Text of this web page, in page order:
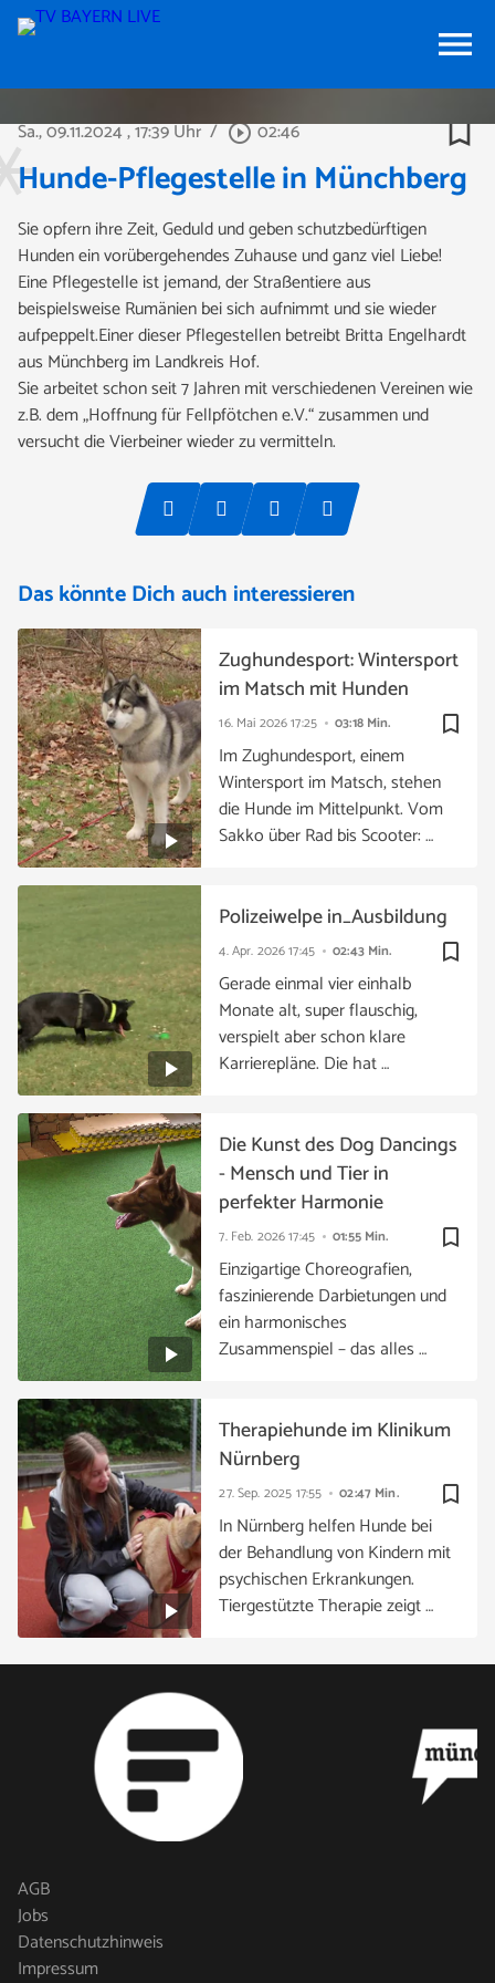
menu
Sa., 09.11.2024, 17:39 Uhr / play_circle_outline02:46 bookmark_border
Hunde-Pflegestelle in Münchberg
Sie opfern ihre Zeit, Geduld und geben schutzbedürftigen
Hunden ein vorübergehendes Zuhause und ganz viel Liebe!
Eine Pflegestelle ist jemand, der Straßentiere aus
beispielsweise Rumänien bei sich aufnimmt und sie wieder
aufpeppelt.Einer dieser Pflegestellen betreibt Britta Engelhardt
aus Münchberg im Landkreis Hof.
Sie arbeitet schon seit 7 Jahren mit verschiedenen Vereinen wie
z.B. dem „Hoffnung für Fellpfötchen e.V.“ zusammen und
versucht die Vierbeiner wieder zu vermitteln.
Das könnte Dich auch interessieren
bookmark_border
16. Mai 202617:25 03:18 Min.
Zughundesport: Wintersport
im Matsch mit Hunden
Im Zughundesport, einem
Wintersport im Matsch, stehen
die Hunde im Mittelpunkt. Vom
Sakko über Rad bis Scooter: …
bookmark_border
4. Apr. 202617:45 02:43 Min.
Polizeiwelpe in_Ausbildung
Gerade einmal vier einhalb
Monate alt, super flauschig,
verspielt aber schon klare
Karrierepläne. Die hat …
bookmark_border
7. Feb. 202617:45 01:55 Min.
Die Kunst des Dog Dancings
- Mensch und Tier in
perfekter Harmonie
Einzigartige Choreografien,
faszinierende Darbietungen und
ein harmonisches
Zusammenspiel – das alles …
bookmark_border
27. Sep. 2025 17:55 02:47 Min.
Therapiehunde im Klinikum
Nürnberg
In Nürnberg helfen Hunde bei
der Behandlung von Kindern mit
psychischen Erkrankungen.
Tiergestützte Therapie zeigt …
AGB
Jobs
Datenschutzhinweis
Impressum